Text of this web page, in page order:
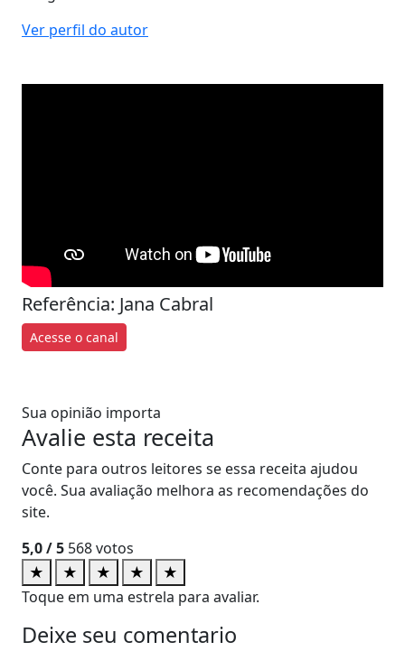
Ver perfil do autor
Referência: Jana Cabral
Acesse o canal
Sua opinião importa
Avalie esta receita
Conte para outros leitores se essa receita ajudou
você. Sua avaliação melhora as recomendações do
site.
5,0/ 5 568votos
★
★ ★ ★
★
Toque em uma estrela para avaliar.
Deixe seu comentario